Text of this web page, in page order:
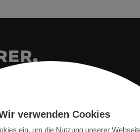
Technology AG
verwenden Cookies
ein, um die Nutzung unserer